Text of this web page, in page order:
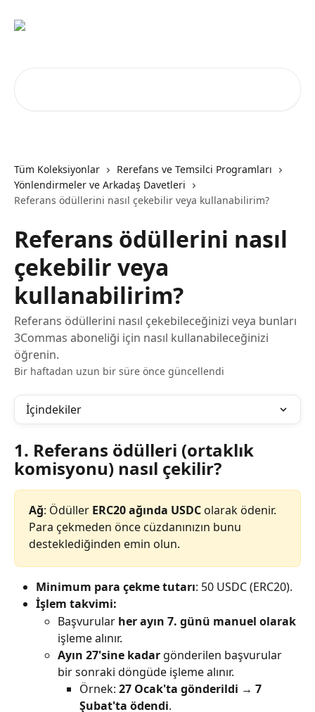
Tüm Koleksiyonlar
Rerefans ve Temsilci Programları
Yönlendirmeler ve Arkadaş Davetleri
Referans ödüllerini nasıl çekebilir veya kullanabilirim?
Referans ödüllerini nasıl
çekebilir veya
kullanabilirim?
Referans ödüllerini nasıl çekebileceğinizi veya bunları
3Commas aboneliği için nasıl kullanabileceğinizi
öğrenin.
Bir haftadan uzun bir süre önce güncellendi
İçindekiler
1. Referans ödülleri (ortaklık
komisyonu) nasıl çekilir?
Ağ: Ödüller ERC20 ağında USDC olarak ödenir.
Para çekmeden önce cüzdanınızın bunu
desteklediğinden emin olun.
Minimum para çekme tutarı: 50 USDC (ERC20).
İşlem takvimi:
Başvurular her ayın 7. günü manuel olarak
işleme alınır.
Ayın 27'sine kadar gönderilen başvurular
bir sonraki döngüde işleme alınır.
Örnek: 27 Ocak'ta gönderildi → 7
Şubat'ta ödendi.